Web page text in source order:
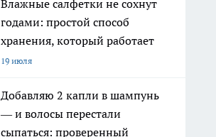
Влажные салфетки не сохнут
годами: простой способ
хранения, который работает
19 июля
Добавляю 2 капли в шампунь
— и волосы перестали
сыпаться: проверенный